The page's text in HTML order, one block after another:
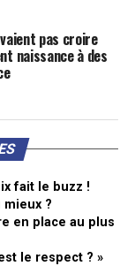
pas croire
naissance à des
fait le buzz !
?
en place au plus
le respect ? »